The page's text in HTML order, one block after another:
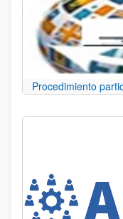
Procedimiento